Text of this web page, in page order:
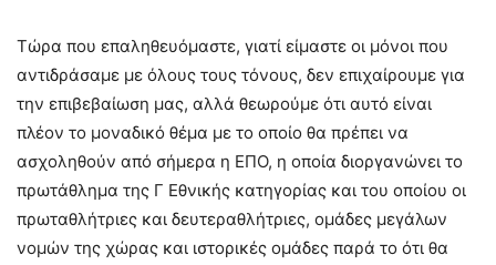
Τώρα που επαληθευόμαστε, γιατί είμαστε οι μόνοι που
αντιδράσαμε με όλους τους τόνους, δεν επιχαίρουμε για
την επιβεβαίωση μας, αλλά θεωρούμε ότι αυτό είναι
πλέον το μοναδικό θέμα με το οποίο θα πρέπει να
ασχοληθούν από σήμερα η ΕΠΟ, η οποία διοργανώνει το
πρωτάθλημα της Γ Εθνικής κατηγορίας και του οποίου οι
πρωταθλήτριες και δευτεραθλήτριες, ομάδες μεγάλων
νομών της χώρας και ιστορικές ομάδες παρά το ότι θα